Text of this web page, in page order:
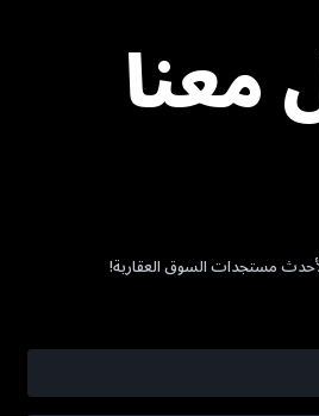
مستجدات السوق العقارية!